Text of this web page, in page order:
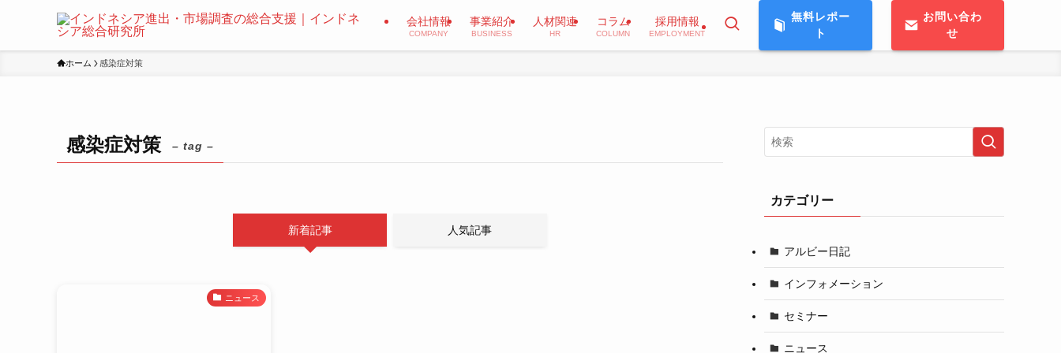
会社情報
COMPANY
事業紹介
BUSINESS
人材関連
HR
コラム
COLUMN
採用情報
EMPLOYMENT
無料レポー
ト
お問い合わ
せ
ホーム 感染症対策
感染症対策 – tag –
新着記事 人気記事
ニュース
カテゴリー
アルビー日記
インフォメーション
セミナー
ニュース